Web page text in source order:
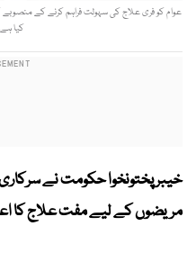
عوام کو فری علاج کی سہولت فراہم کرنے کے
کیا
خیبر پختونخوا حکومت نے
مریضوں کے لیے مفت علاج کا